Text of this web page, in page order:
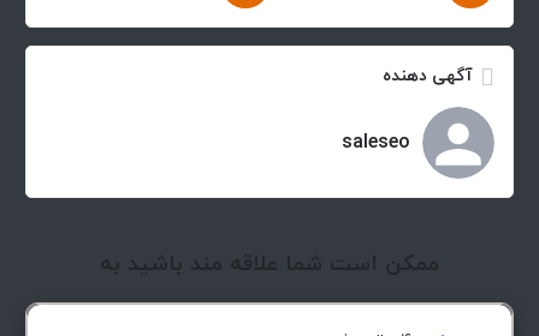
آگهی دهنده
saleseo
ممکن است شما علاقه مند باشید به